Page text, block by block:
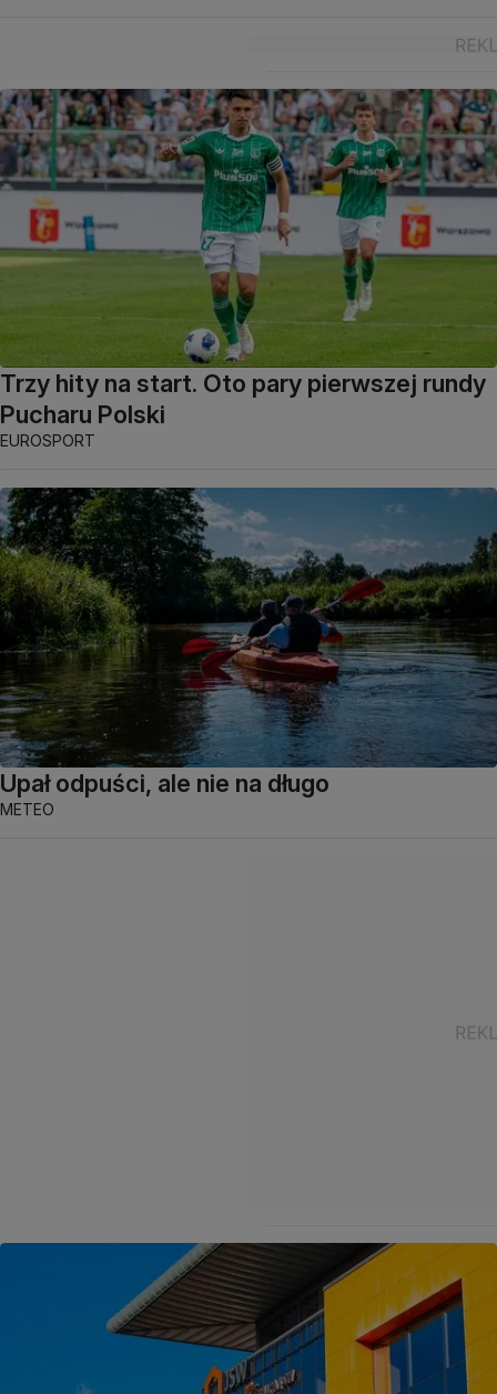
Trzy hity na start. Oto pary pierwszej rundy
Pucharu Polski
EUROSPORT
Upał odpuści, ale nie na długo
METEO